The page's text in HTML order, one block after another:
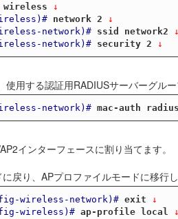
wireless ↓
network 2 ↓
network)#
ssid network2
network)#
security 2 ↓
使用する認証用RADIUSサーバーグル
network)# mac-auth
インターフェースに割り当てます。
戻り、APプロファイルモードに移行
wireless-network)# exit ↓
wireless)# ap-profile local